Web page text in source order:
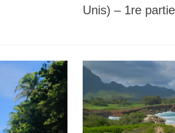
Unis) – 1re partie